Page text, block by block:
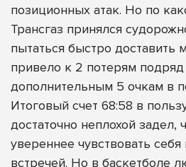
позиционных атак. Но по
Трансгаз принялся
пытаться быстро доставить
привело к 2 потерям
дополнительным 5 очкам в
Итоговый счет 68:58 в
достаточно неплохой задел,
увереннее чувствовать
встречей. Но в баскетболе